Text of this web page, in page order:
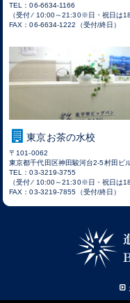
TEL：06-6634-1166
（受付 ⁄ 10:00～21:30※日・祝日は
FAX：06-6634-1222（受付/終日）
東京お茶の水校
〒101-0062
東京都千代田区神田駿河台2-5村田ビ
TEL：03-3219-3755
（受付 ⁄ 10:00～21:30※日・祝日は
FAX：03-3219-7855（受付/終日）